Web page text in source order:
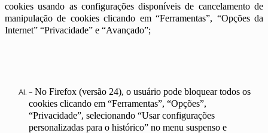
cookies usando as configurações disponíveis de cancelamento de
manipulação de cookies clicando em “Ferramentas”, “Opções da
Internet” “Privacidade” e “Avançado”;
– No Firefox (versão 24), o usuário pode bloquear todos os
cookies clicando em “Ferramentas”, “Opções”,
“Privacidade”, selecionando “Usar configurações
personalizadas para o histórico” no menu suspenso e